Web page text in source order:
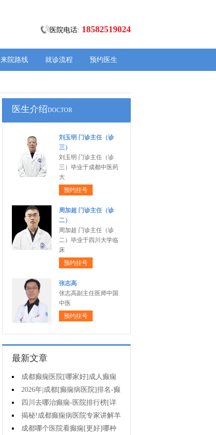
医院电话: 18582519024
来院路线 就诊流程 预约医生
医生介绍DOCTOR
刘玉明 门诊主任（诊
三）
刘玉明 门诊主任（诊
三）毕业于成都中医药
大
预约挂号
周加超 门诊主任（诊
二）
周加超 门诊主任（诊
二）毕业于四川大学临
床
预约挂号
张志高
张志高副主任医师中国
中医
预约挂号
最新文章
成都癫痫医院[哪家好]成人癫痫
发作的原因有哪些?
2026年|成都[癫痫病医院]排名-癫
痫病要注意什么?
四川去哪治癫痫-医院排行榜[详
细排名]女性癫痫怎么治疗?
揭秘!成都癫痫病医院专家讲解羊
癫疯对不同年龄段病人的影响?
成都哪个医院看癫痫[更好]哪种